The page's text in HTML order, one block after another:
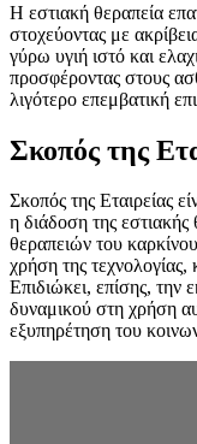
Η εστιακή θεραπεία
στοχεύοντας με
γύρω υγιή ιστό και
προσφέροντας στους
λιγότερο επεμβατική
Σκοπός της
Σκοπός της Εταιρείας
η διάδοση της εστιακής
θεραπειών του
χρήση της
Επιδιώκει, επίσης, την
δυναμικού στη χρήση
εξυπηρέτηση του